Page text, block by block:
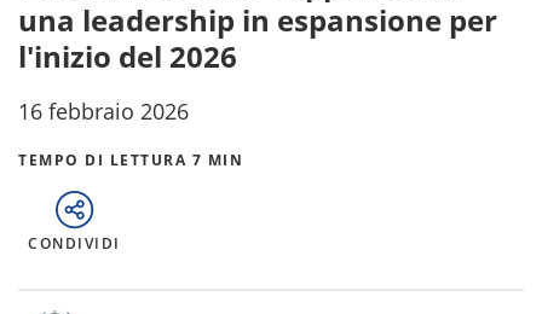
una leadership in espansione per
l'inizio del 2026
16 febbraio 2026
TEMPO DI LETTURA 7 MIN
CONDIVIDI